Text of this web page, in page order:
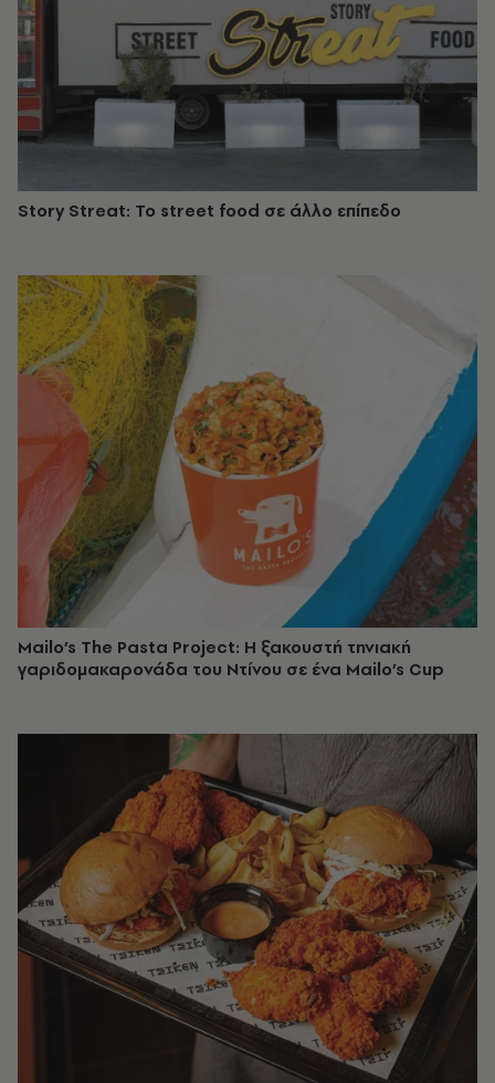
Story Streat: To street food σε άλλο επίπεδο
Mailo’s The Pasta Project: Η ξακουστή τηνιακή
γαριδομακαρονάδα του Ντίνου σε ένα Mailo’s Cup